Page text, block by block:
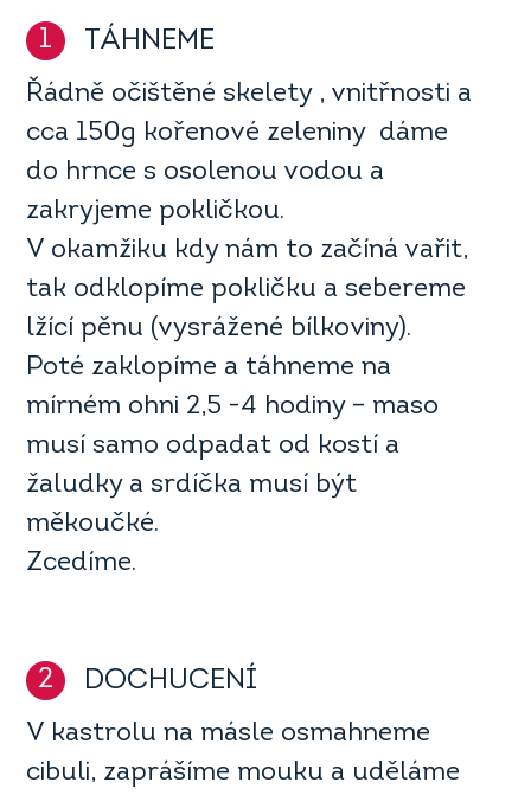
1 TÁHNEME
Řádně očištěné skelety , vnitřnosti a
cca 150g kořenové zeleniny dáme
do hrnce s osolenou vodou a
zakryjeme pokličkou.
V okamžiku kdy nám to začíná vařit,
tak odklopíme pokličku a sebereme
lžící pěnu (vysrážené bílkoviny).
Poté zaklopíme a táhneme na
mírném ohni 2,5 -4 hodiny – maso
musí samo odpadat od kostí a
žaludky a srdíčka musí být
měkoučké.
Zcedíme.
2 DOCHUCENÍ
V kastrolu na másle osmahneme
cibuli, zaprášíme mouku a uděláme